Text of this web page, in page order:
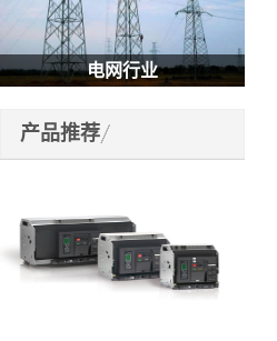
电网行业
产品推荐